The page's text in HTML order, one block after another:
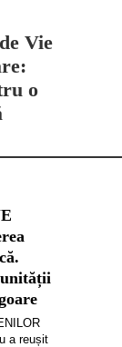
Vie
o
a reușit